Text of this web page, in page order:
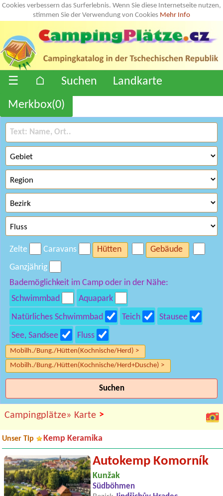
Cookies verbessern das Surferlebnis. Wenn Sie diese Internetseite nutzen,
stimmen Sie der Verwendung von Cookies Mehr Info
☰ ⌂ Suchen
Landkarte
Merkbox(0)
Zelte Caravans Hütten
Gebäude
Ganzjährig
Bademöglichkeit im Camp oder in der Nähe:
Schwimmbad
Aquapark
Natürliches Schwimmbad
Teich
Stausee
See, Sandsee
Fluss
Mobilh./Bung./Hütten(Kochnische/Herd) >
Mobilh./Bung./Hütten(Kochnische/Herd+Dusche) >
Suchen
Campingplätze» Karte >
Unser Tip Kemp Keramika
Autokemp Komorník
Kunžak
Südböhmen